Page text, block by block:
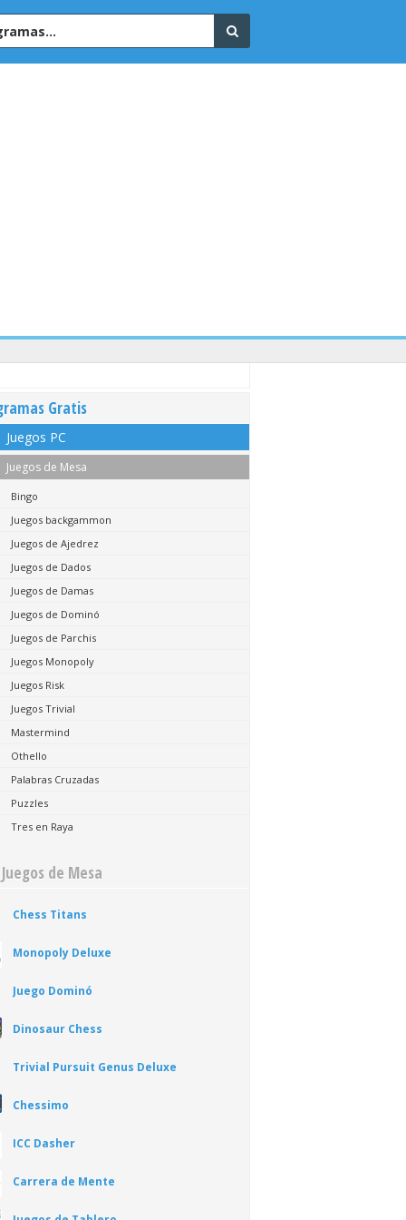
Gratis
Juegos PC
Juegos de Mesa
Bingo
Juegos backgammon
Juegos de Ajedrez
Juegos de Dados
Juegos de Damas
Juegos de Dominó
Juegos de Parchis
Juegos Monopoly
Juegos Risk
Juegos Trivial
Mastermind
Othello
Palabras Cruzadas
Puzzles
Tres en Raya
de Mesa
Chess Titans
Monopoly Deluxe
Juego Dominó
Dinosaur Chess
Trivial Pursuit Genus Deluxe
Chessimo
ICC Dasher
Carrera de Mente